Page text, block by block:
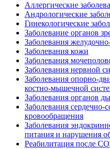
Аллергические
Андрологические
Гинекологические
Заболевание органов
Заболевания
Заболевания кожи
Заболевания
Заболевания нервной
Заболевания опорно-
костно-мышечной
Заболевания органов
Заболевания сердечно-
кровообращения
Заболевания
питания и нарушения
Реабилитация после